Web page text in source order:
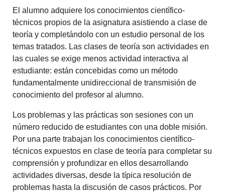
El alumno adquiere los conocimientos científico-
técnicos propios de la asignatura asistiendo a clase de
teoría y completándolo con un estudio personal de los
temas tratados. Las clases de teoría son actividades en
las cuales se exige menos actividad interactiva al
estudiante: están concebidas como un método
fundamentalmente unidireccional de transmisión de
conocimiento del profesor al alumno.
Los problemas y las prácticas son sesiones con un
número reducido de estudiantes con una doble misión.
Por una parte trabajan los conocimientos científico-
técnicos expuestos en clase de teoría para completar su
comprensión y profundizar en ellos desarrollando
actividades diversas, desde la típica resolución de
problemas hasta la discusión de casos prácticos. Por